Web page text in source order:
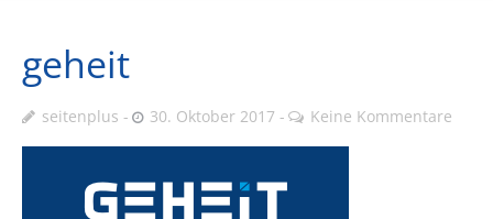
geheit
seitenplus 30. Oktober 2017 Keine Kommentare